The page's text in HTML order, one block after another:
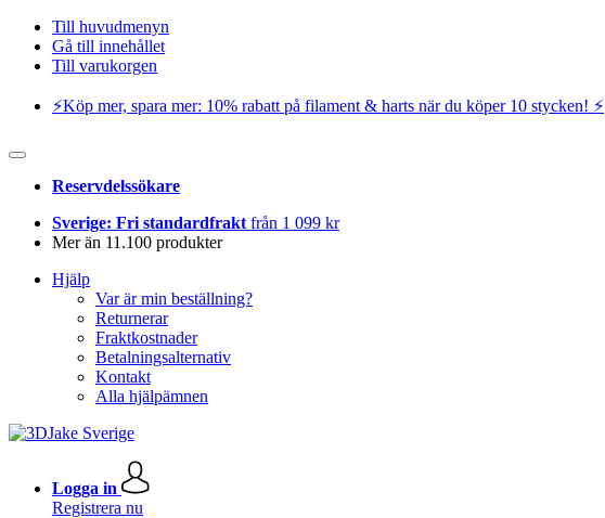
Till huvudmenyn
Gå till innehållet
Till varukorgen
⚡️Köp mer, spara mer: 10% rabatt på filament & harts när du köper 10 stycken! ⚡️
Reservdelssökare
Sverige: Fri standardfrakt från 1 099 kr
Mer än 11.100 produkter
Hjälp
Var är min beställning?
Returnerar
Fraktkostnader
Betalningsalternativ
Kontakt
Alla hjälpämnen
Logga in
Registrera nu